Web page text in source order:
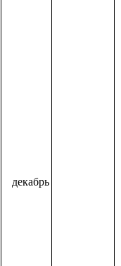
декабрь